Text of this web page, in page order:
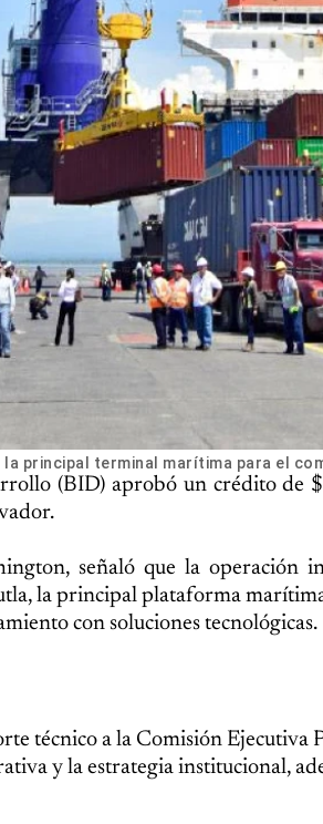
principal terminal marítima para el
(BID) aprobó un crédito de
señaló que la operación
la principal plataforma
con soluciones tecnológicas.
técnico a la Comisión
y la estrategia institucional,